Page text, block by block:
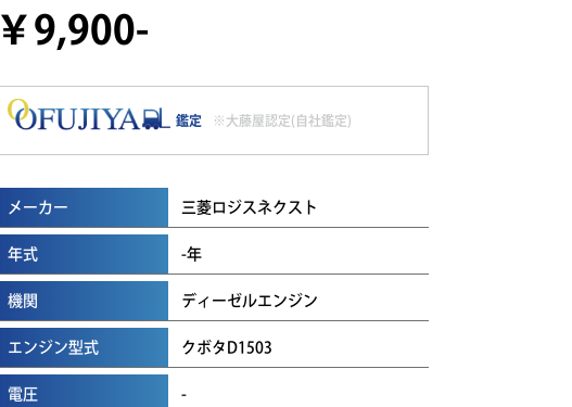
￥9,900-
鑑定 ※大藤屋認定(自社鑑定)
メーカー 三菱ロジスネクスト
年式 -年
機関 ディーゼルエンジン
エンジン型式 クボタD1503
電圧 -